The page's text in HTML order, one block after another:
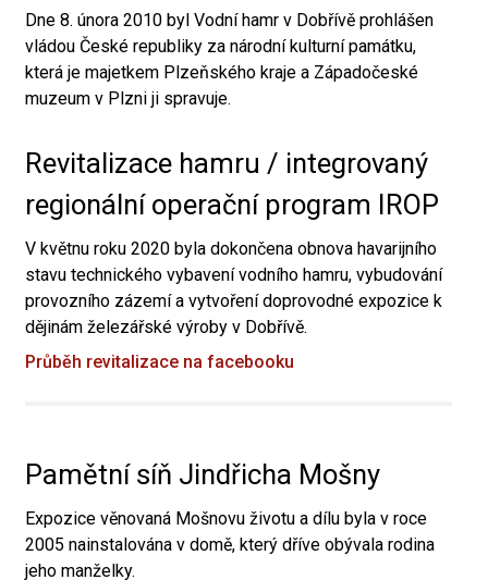
Dne 8. února 2010 byl Vodní hamr v Dobřívě prohlášen
vládou České republiky za národní kulturní památku,
která je majetkem Plzeňského kraje a Západočeské
muzeum v Plzni ji spravuje.
Revitalizace hamru / integrovaný
regionální operační program IROP
V květnu roku 2020 byla dokončena obnova havarijního
stavu technického vybavení vodního hamru, vybudování
provozního zázemí a vytvoření doprovodné expozice k
dějinám železářské výroby v Dobřívě.
Průběh revitalizace na facebooku
Pamětní síň Jindřicha Mošny
Expozice věnovaná Mošnovu životu a dílu byla v roce
2005 nainstalována v domě, který dříve obývala rodina
jeho manželky.